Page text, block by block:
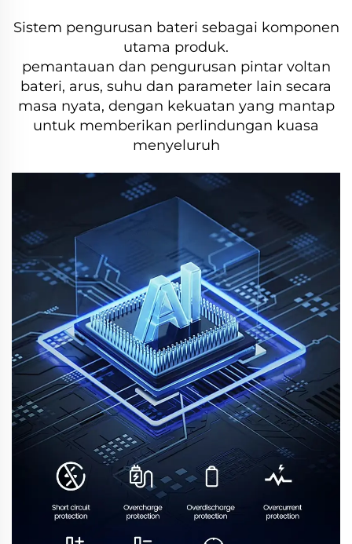
Sistem pengurusan bateri sebagai komponen
utama produk.
pemantauan dan pengurusan pintar voltan
bateri, arus, suhu dan parameter lain secara
masa nyata, dengan kekuatan yang mantap
untuk memberikan perlindungan kuasa
menyeluruh